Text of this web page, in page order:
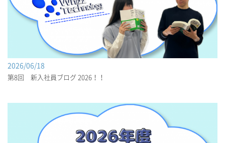
2026/06/18
第8回 新入社員ブログ 2026！！